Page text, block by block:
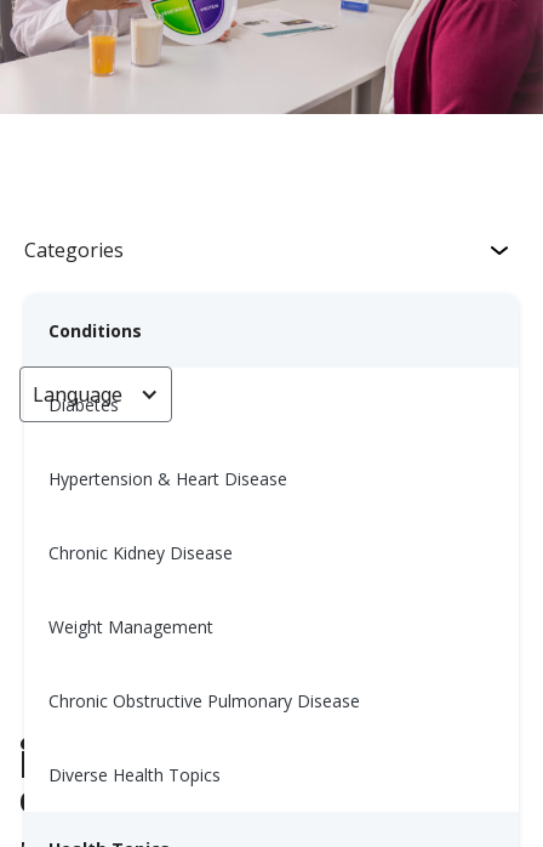
Categories
Conditions
Diabetes
Hypertension & Heart Disease
Chronic Kidney Disease
Weight Management
Chronic Obstructive Pulmonary Disease
Diverse Health Topics
Language
Qué puede hacer ante la falta
crónica de sueño
March 11, 2025
¿Alguna vez te has acostado en
la cama, agotado, pero incapaz
de dormir?